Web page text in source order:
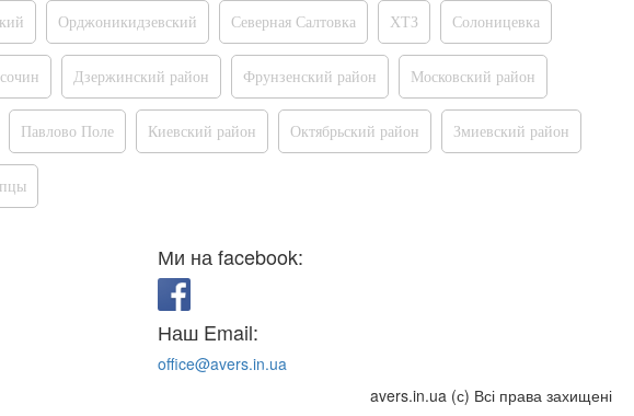
Орджоникидзевский Северная Салтовка ХТЗ Солоницевка
Дзержинский район Фрунзенский район Московский район
Павлово Поле Киевский район Октябрьский район Змиевский район
Ми на facebook:
Наш Email:
office@avers.in.ua
avers.in.ua (с) Всі права захищені